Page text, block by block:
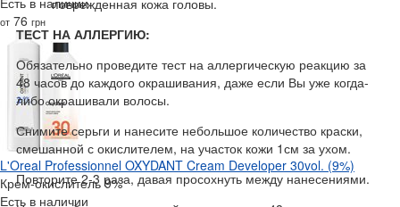
поврежденная кожа головы.
ТЕСТ НА АЛЛЕРГИЮ:
Обязательно проведите тест на аллергическую реакцию за
48 часов до каждого окрашивания, даже если Вы уже когда-
либо окрашивали волосы.
Снимите серьги и нанесите небольшое количество краски,
смешанной с окислителем, на участок кожи 1см за ухом.
Повторите 2-3 раза, давая просохнуть между нанесениями.
от 76 грн
L'Oreal Professionnel OXYDANT Cream Developer 30vol. (9%)
Крем-окислитель 9%
Есть в наличии